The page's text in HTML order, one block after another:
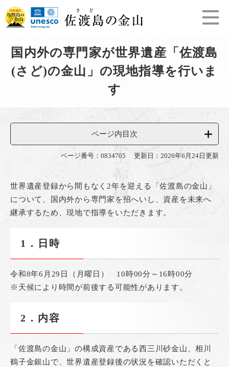
ー
ジ
ニ
ュ
国内外の専門家が世界遺産「佐渡島
(さど)の金山」の現地指導を行いま
す
ページ内目次
ページ番号：0834705 更新日：2026年6月24日更新
世界遺産登録から間もなく2年を迎える「佐渡島の金山」
について、国内外から専門家を招へいし、資産を未来へ
継承するため、現地で指導をいただきます。​
1．日時
​令和8年6月29日（月曜日） 10時00分～16時00分
※天候により時間が前後する可能性があります。
2．内容
「佐渡島の金山」の構成資産である西三川砂金山、相川
鶴子金銀山で、世界遺産登録後の状況を確認いただくと